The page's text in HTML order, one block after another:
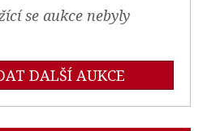
se aukce nebyly
DALŠÍ AUKCE